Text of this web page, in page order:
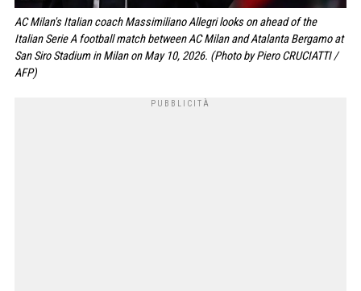
AC Milan's Italian coach Massimiliano Allegri looks on ahead of the
Italian Serie A football match between AC Milan and Atalanta Bergamo at
San Siro Stadium in Milan on May 10, 2026. (Photo by Piero CRUCIATTI /
AFP)